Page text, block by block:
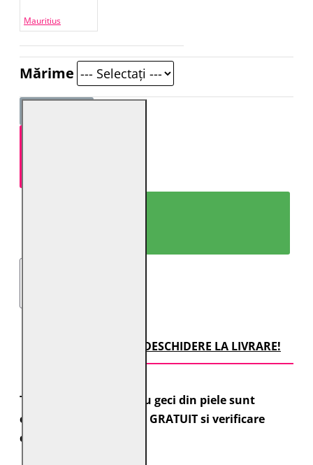
Mauritius
Mărime
TRANSPORT CU DESCHIDERE LA LIVRARE!
Toate comenzile pentru geci din piele sunt
expediate cu transport GRATUIT si verificare
colet.